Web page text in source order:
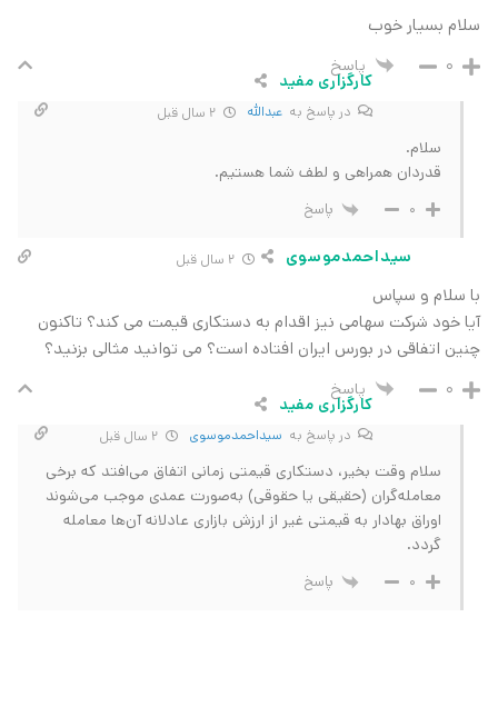
سلام بسیار خوب
0 پاسخ
کارگزاری مفید
در پاسخ به عبدالله
سلام.
قدردان همراهی و لطف شما هستیم.
0 پاسخ
سیداحمدموسوی 2 سال قبل
با سلام و سپاس
آیا خود شرکت سهامی نیز اقدام به دستکاری قیمت می کند؟ تاکنون
چنین اتفاقی در بورس ایران افتاده است؟ می توانید مثالی بزنید؟
0 پاسخ
کارگزاری مفید
در پاسخ به سیداحمدموسوی
سلام وقت بخیر، دستکاری قیمتی زمانی اتفاق می‌افتد که برخی
معامله‌گران (حقیقی یا حقوقی) به‌صورت عمدی موجب می‌شوند
اوراق بهادار به قیمتی غیر از ارزش بازاری عادلانه آن‌ها معامله
گردد.
0 پاسخ